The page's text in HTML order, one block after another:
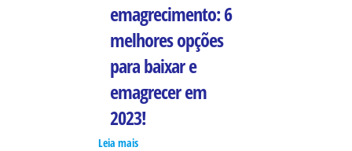
emagrecimento: 6
melhores opções
para baixar e
emagrecer em
2023!
Leia mais